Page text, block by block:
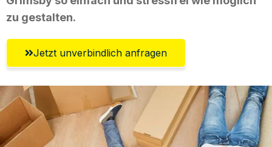
zu gestalten.
Jetzt unverbindlich anfragen